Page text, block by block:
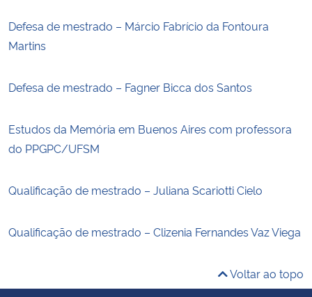
Defesa de mestrado – Márcio Fabrício da Fontoura
Martins
Defesa de mestrado – Fagner Bicca dos Santos
Estudos da Memória em Buenos Aires com professora
do PPGPC/UFSM
Qualificação de mestrado – Juliana Scariotti Cielo
Qualificação de mestrado – Clizenia Fernandes Vaz Viega
Voltar ao topo